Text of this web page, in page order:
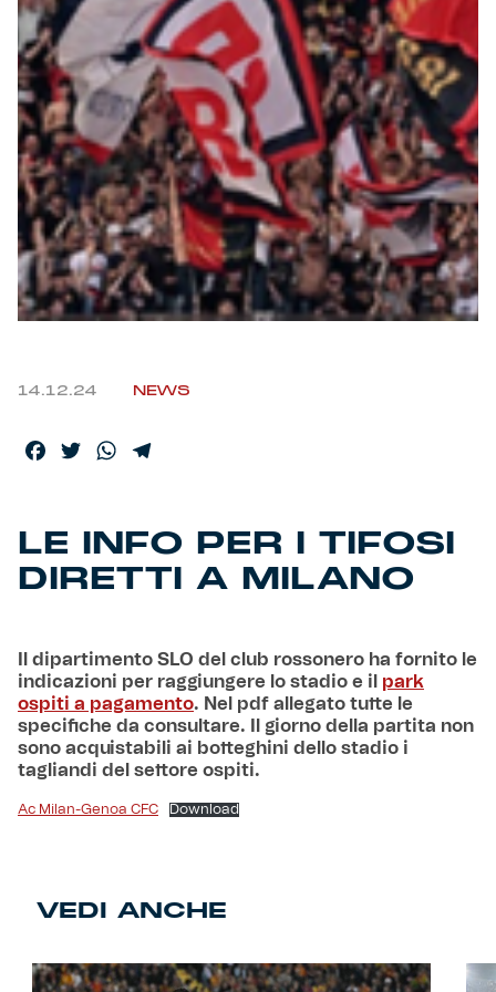
Robe di Kappa x Genoa
Vintage Collection
Red&Blue Voices
Kids
Accessori
Helan x Genoa
Gift Card Online Store
Fortissimo batte il mio cuor
14.12.24 NEWS
Facebook
TwitterWhatsApp
LE INFO PER I TIFOSI
DIRETTI A MILANO
Il dipartimento SLO del club rossonero ha fornito le
indicazioni per raggiungere lo stadio e il park
ospiti a pagamento. Nel pdf allegato tutte le
specifiche da consultare. Il giorno della partita non
sono acquistabili ai botteghini dello stadio i
tagliandi del settore ospiti.
Ac Milan-Genoa CFC Download
VEDI ANCHE